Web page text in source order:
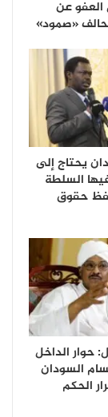
عن
«صمود»
يحتاج إلى
السلطة
حقوق
حوار الداخل
السودان
الحكم